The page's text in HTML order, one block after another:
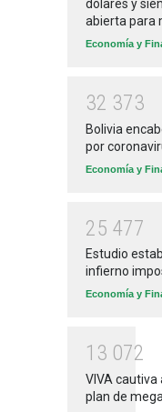
dólares y
abierta para
Economía y
32 373
Bolivia
por
Economía y
25 477
Estudio
infierno
Economía y
1 3 072
VIVA cautiva
plan de